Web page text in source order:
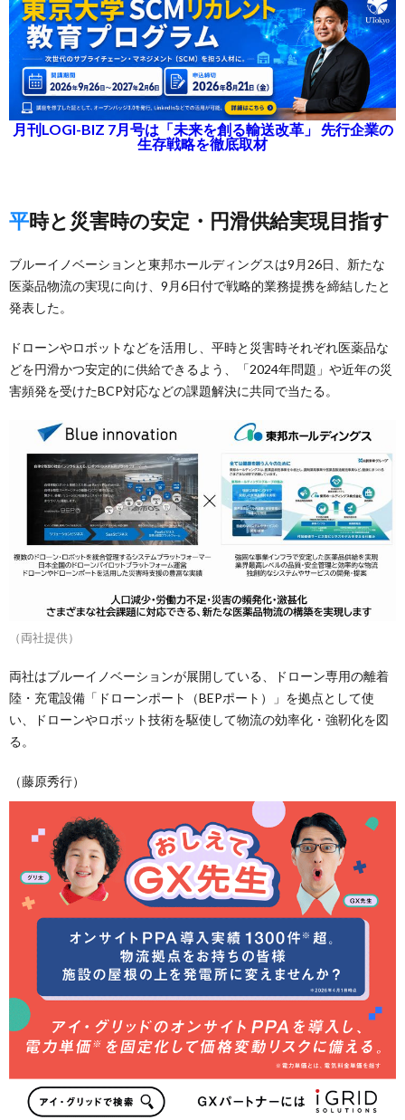
月刊LOGI-BIZ 7月号は「未来を創る輸送改革」 先行企業の
生存戦略を徹底取材
平時と災害時の安定・円滑供給実現目指す
ブルーイノベーションと東邦ホールディングスは9月26日、新たな
医薬品物流の実現に向け、9月6日付で戦略的業務提携を締結したと
発表した。
ドローンやロボットなどを活用し、平時と災害時それぞれ医薬品な
どを円滑かつ安定的に供給できるよう、「2024年問題」や近年の災
害頻発を受けたBCP対応などの課題解決に共同で当たる。
（両社提供）
両社はブルーイノベーションが展開している、ドローン専用の離着
陸・充電設備「ドローンポート（BEPポート）」を拠点として使
い、ドローンやロボット技術を駆使して物流の効率化・強靭化を図
る。
（藤原秀行）